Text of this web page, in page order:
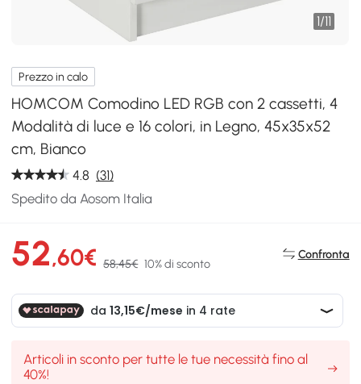
1/11
Prezzo in calo
HOMCOM Comodino LED RGB con 2 cassetti, 4
Modalità di luce e 16 colori, in Legno, 45x35x52
cm, Bianco
4.8 (31)
Spedito da Aosom Italia
52,60€ 58,45€ 10% di sconto
Confronta
Articoli in sconto per tutte le tue necessità fino al
40%!